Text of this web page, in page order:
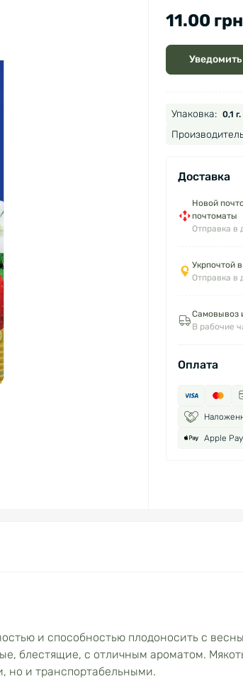
11.00
Упаковка: 0,1 г.
Доставка
Новой
почтоматы
Отправка в
Укрпочтой
Отправка в
Самовывоз
В рабочие
Оплата
Apple Pay
и способностью плодоносить с
блестящие, с отличным ароматом.
но и транспортабельными.